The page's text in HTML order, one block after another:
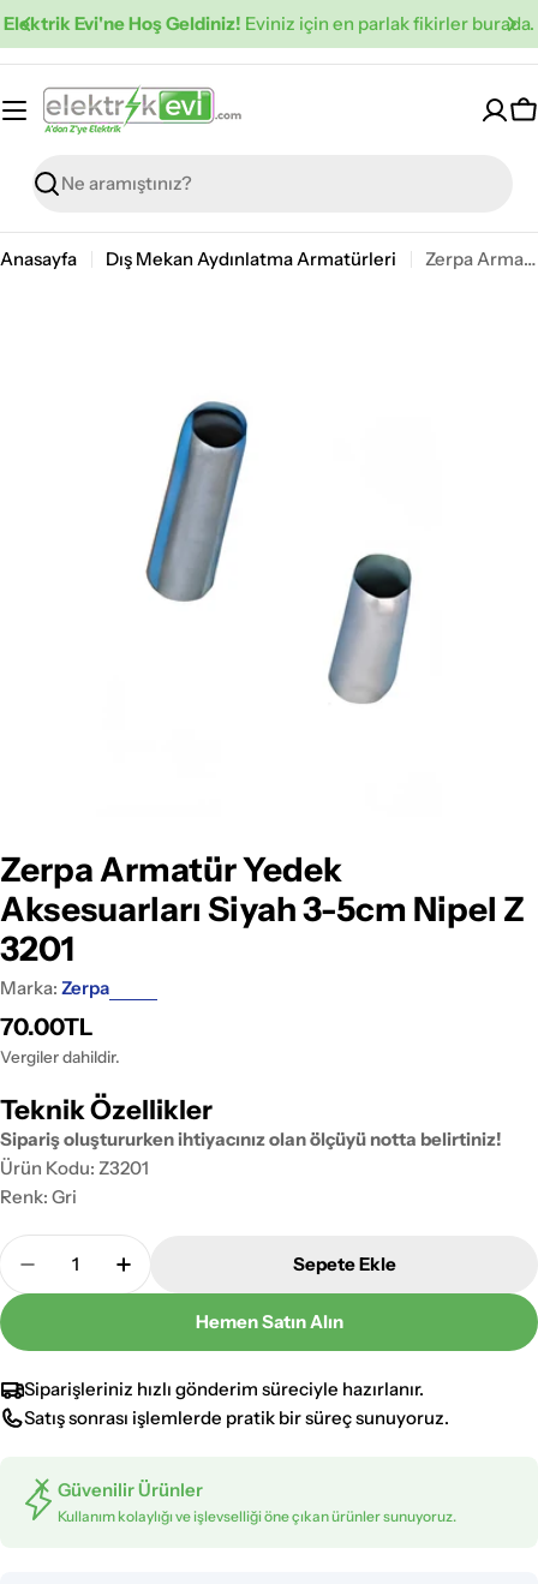
İçeriğe
Elektrik Evi'ne Hoş Geldiniz! Eviniz için en parlak fikirler burada.
Ara
Anasayfa Dış Mekan Aydınlatma Armatürleri Zerpa Armatür Yedek Aksesuarları Siyah 3-5cm Nipel Z 3201
0 pencerede aç
Zerpa Armatür Yedek
Aksesuarları Siyah 3-5cm Nipel Z
3201
Marka: Zerpa
Normal
fiyat
70.00TL
Vergiler dahildir.
Teknik Özellikler
Sipariş oluştururken ihtiyacınız olan ölçüyü notta belirtiniz!
Ürün Kodu: Z3201
Renk: Gri
Adet
Zerpa Armatür Yedek Aksesuarları Siyah 3-5cm
Zerpa Armatür Yedek Aksesuarları
Sepete Ekle
Hemen Satın Alın
Siparişleriniz hızlı gönderim süreciyle hazırlanır.
Satış sonrası işlemlerde pratik bir süreç sunuyoruz.
Güvenilir Ürünler
Kullanım kolaylığı ve işlevselliği öne çıkan ürünler sunuyoruz.